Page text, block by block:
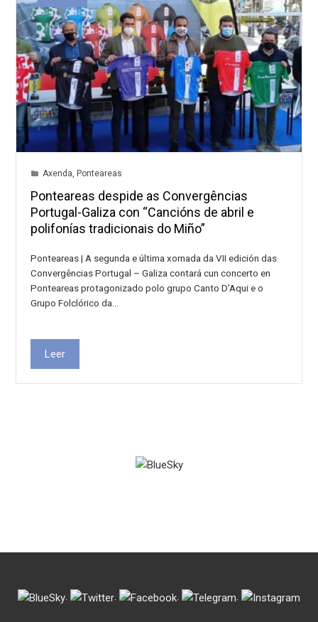
Axenda, Ponteareas
Ponteareas despide as Convergências
Portugal-Galiza con “Cancións de abril e
polifonías tradicionais do Miño”
Ponteareas | A segunda e última xornada da VII edición das
Convergências Portugal – Galiza contará cun concerto en
Ponteareas protagonizado polo grupo Canto D’Aqui e o
Grupo Folclórico da…
Leer
. . . .